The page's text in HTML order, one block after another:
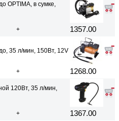
ОPTIMA, в сумке,
+ 1357.00
35 л/мин, 150Вт, 12V
+ 1268.00
120Вт, 35 л/мин,
+ 1367.00